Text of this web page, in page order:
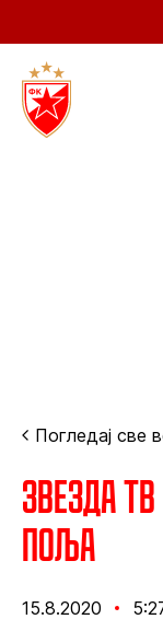
Погледај све
Звезда
поља
15.8.2020